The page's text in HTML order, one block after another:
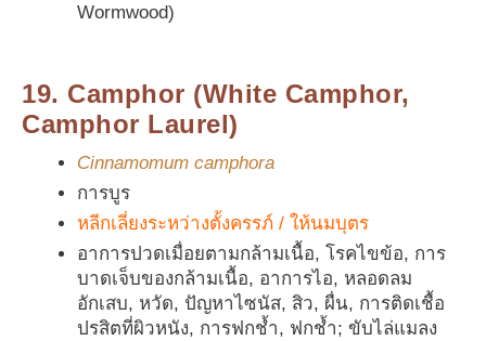
Wormwood)
19. Camphor (White Camphor,
Camphor Laurel)
Cinnamomum camphora
การบูร
หลีกเลี่ยงระหว่างตั้งครรภ์ / ให้นมบุตร
อาการปวดเมื่อยตามกล้ามเนื้อ, โรคไขข้อ, การ
บาดเจ็บของกล้ามเนื้อ, อาการไอ, หลอดลม
อักเสบ, หวัด, ปัญหาไซนัส, สิว, ผื่น, การติดเชื้อ
ปรสิตที่ผิวหนัง, การฟกช้ำ, ฟกช้ำ; ขับไล่แมลง